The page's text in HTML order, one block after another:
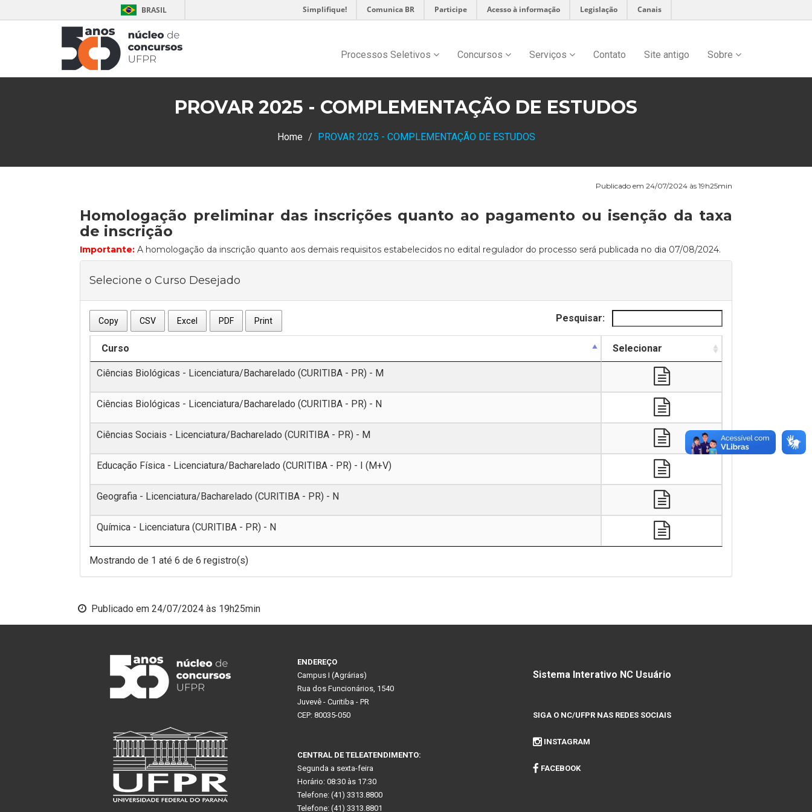
BRASIL Simplifique! Comunica BR Participe Acesso à informação Legislação Canais
Processos Seletivos Concursos Serviços Contato Site antigo Sobre
PROVAR 2025 - COMPLEMENTAÇÃO DE ESTUDOS
Home PROVAR 2025 - COMPLEMENTAÇÃO DE ESTUDOS
Publicado em 24/07/2024 às 19h25min
Homologação preliminar das inscrições quanto ao pagamento ou isenção da taxa
de inscrição
Importante: A homologação da inscrição quanto aos demais requisitos estabelecidos no edital regulador do processo será publicada no dia 07/08/2024.
Selecione o Curso Desejado
Copy CSV Excel PDF Print Pesquisar:
Curso Selecionar
Ciências Biológicas - Licenciatura/Bacharelado (CURITIBA - PR) - M
Ciências Biológicas - Licenciatura/Bacharelado (CURITIBA - PR) - N
Ciências Sociais - Licenciatura/Bacharelado (CURITIBA - PR) - M
Educação Física - Licenciatura/Bacharelado (CURITIBA - PR) - I (M+V)
Geografia - Licenciatura/Bacharelado (CURITIBA - PR) - N
Química - Licenciatura (CURITIBA - PR) - N
Mostrando de 1 até 6 de 6 registro(s)
Publicado em 24/07/2024 às 19h25min
ENDEREÇO
Campus I (Agrárias)
Rua dos Funcionários, 1540
Juvevê - Curitiba - PR
CEP: 80035-050
CENTRAL DE TELEATENDIMENTO:
Segunda a sexta-feira
Horário: 08:30 às 17:30
Telefone: (41) 3313.8800
Telefone: (41) 3313.8801
Sistema Interativo NC Usuário
SIGA O NC/UFPR NAS REDES SOCIAIS
INSTAGRAM
FACEBOOK